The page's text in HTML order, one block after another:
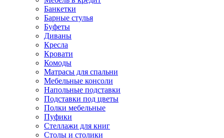
Банкетки
Барные стулья
Буфеты
Диваны
Кресла
Кровати
Комоды
Матрасы для спальни
Мебельные консоли
Напольные подставки
Подставки под цветы
Полки мебельные
Пуфики
Стеллажи для книг
Столы и столики